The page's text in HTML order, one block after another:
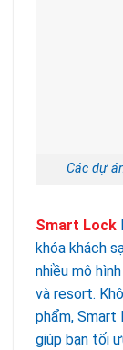
Các dự
Smart Lock
khóa khách
nhiều mô
và resort.
phẩm, Smart
giúp bạn tối